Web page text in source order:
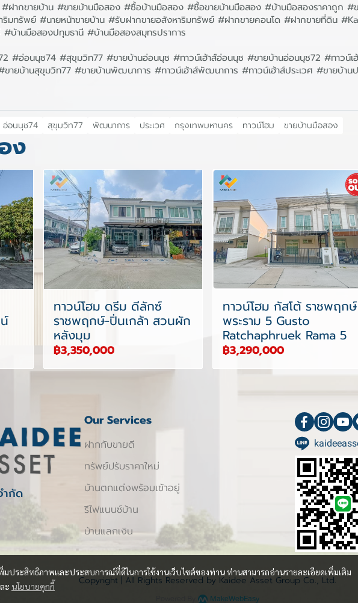
ฝากขายบ้าน #ขายบ้านมือสอง #ซื้อบ้านมือสอง #ซื้อขายบ้านมือสอง #บ้านมือสองราคาถูก
มทรัพย์ #นายหน้าขายบ้าน #รับฝากขายอสังหาริมทรัพย์ #ฝากขายคอนโด #ฝากขายที่ดิน
บ้านมือสองปทุมธานี #บ้านมือสองสมุทรปราการ
#อ่อนนุช74 #สุขุมวิท77 #ขายบ้านอ่อนนุช #ทาวน์เฮ้าส์อ่อนนุช #ขายบ้านอ่อนนุช72 #ทาวน์เ
ายบ้านสุขุมวิท77 #ขายบ้านพัฒนาการ #ทาวน์เฮ้าส์พัฒนาการ #ทาวน์เฮ้าส์ประเวศ #ขายบ้านป
อ่อนนุช74 สุขุมวิท77 พัฒนาการ ประเวศ กรุงเทพมหานคร ทาวน์โฮม ขายบ้านมือสอง
ง
ทาวน์โฮม ดรีม ดีลักซ์
ราชพฤกษ์-ปิ่นเกล้า สวนผัก
หลังมุม
฿3,350,000
ทาวน์โฮม กัสโต้ ราชพฤกษ์
พระราม 5 Gusto
Ratchaphruek Rama 5
฿3,290,000
มประสิทธิภาพและประสบการณ์ที่ดีในการใช้งานเว็บไซต์ของท่าน ท่านสามารถอ่านรายละเอียดเพิ่มเติม
ะ นโยบายคุกกี้
ำกัด
Our Services
ฝากกับขายดี
ทรัพย์ปรับราคาใหม่
บ้านตกแต่งพร้อมเข้าอยู่
รีไฟแนนซ์บ้าน
บ้านแลกเงิน
Copyright | All Rights Reserved by Kaidee Asset Group Co., Ltd.
MakeWebEasy